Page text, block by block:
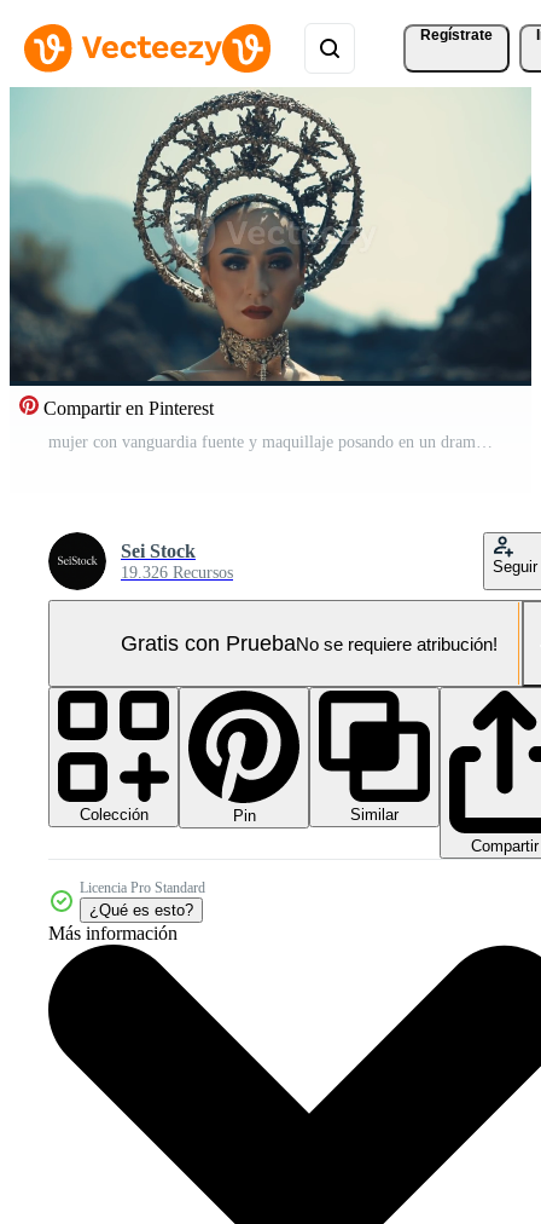
Regístrate
Compartir en Pinterest
mujer con vanguardia fuente y maquillaje posando en un dramático al aire libre ajuste. Vídeo Pro
Sei Stock
19.326 Recursos Seguir
Gratis con PruebaNo se requiere atribución!
Colección Pin
Similar
Compartir
Licencia Pro Standard
¿Qué es esto?
Más información